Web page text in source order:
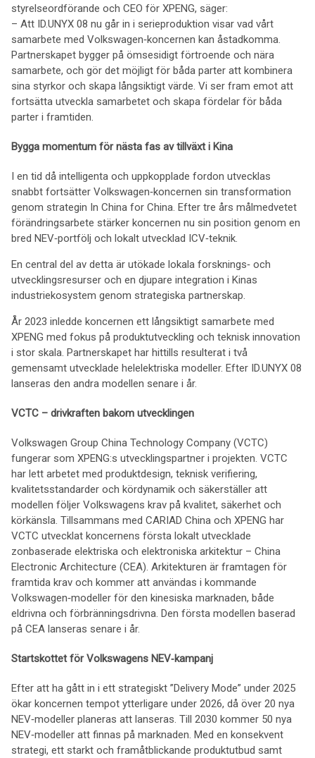
styrelseordförande och CEO för XPENG, säger:
– Att ID.UNYX 08 nu går in i serieproduktion visar vad vårt
samarbete med Volkswagen‑koncernen kan åstadkomma.
Partnerskapet bygger på ömsesidigt förtroende och nära
samarbete, och gör det möjligt för båda parter att kombinera
sina styrkor och skapa långsiktigt värde. Vi ser fram emot att
fortsätta utveckla samarbetet och skapa fördelar för båda
parter i framtiden.
Bygga momentum för nästa fas av tillväxt i Kina
I en tid då intelligenta och uppkopplade fordon utvecklas
snabbt fortsätter Volkswagen‑koncernen sin transformation
genom strategin In China for China. Efter tre års målmedvetet
förändringsarbete stärker koncernen nu sin position genom en
bred NEV‑portfölj och lokalt utvecklad ICV‑teknik.
En central del av detta är utökade lokala forsknings‑ och
utvecklingsresurser och en djupare integration i Kinas
industriekosystem genom strategiska partnerskap.
År 2023 inledde koncernen ett långsiktigt samarbete med
XPENG med fokus på produktutveckling och teknisk innovation
i stor skala. Partnerskapet har hittills resulterat i två
gemensamt utvecklade helelektriska modeller. Efter ID.UNYX 08
lanseras den andra modellen senare i år.
VCTC – drivkraften bakom utvecklingen
Volkswagen Group China Technology Company (VCTC)
fungerar som XPENG:s utvecklingspartner i projekten. VCTC
har lett arbetet med produktdesign, teknisk verifiering,
kvalitetsstandarder och kördynamik och säkerställer att
modellen följer Volkswagens krav på kvalitet, säkerhet och
körkänsla. Tillsammans med CARIAD China och XPENG har
VCTC utvecklat koncernens första lokalt utvecklade
zonbaserade elektriska och elektroniska arkitektur – China
Electronic Architecture (CEA). Arkitekturen är framtagen för
framtida krav och kommer att användas i kommande
Volkswagen‑modeller för den kinesiska marknaden, både
eldrivna och förbränningsdrivna. Den första modellen baserad
på CEA lanseras senare i år.
Startskottet för Volkswagens NEV‑kampanj
Efter att ha gått in i ett strategiskt ”Delivery Mode” under 2025
ökar koncernen tempot ytterligare under 2026, då över 20 nya
NEV‑modeller planeras att lanseras. Till 2030 kommer 50 nya
NEV‑modeller att finnas på marknaden. Med en konsekvent
strategi, ett starkt och framåtblickande produktutbud samt